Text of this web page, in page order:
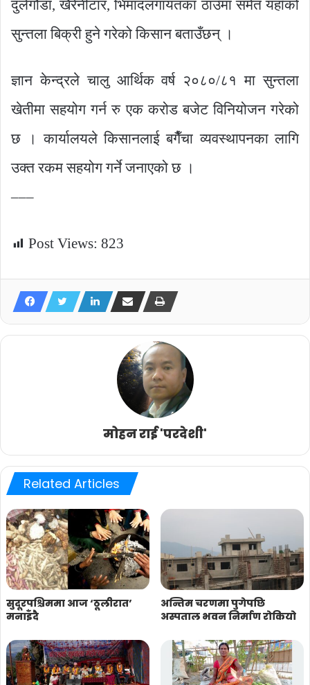
दुलेगौडा, खैरेनीटार, भिमादलगायतका ठाउँमा समेत यहाँको
सुन्तला बिक्री हुने गरेको किसान बताउँछन् ।
ज्ञान केन्द्रले चालु आर्थिक वर्ष २०८०/८१ मा सुन्तला
खेतीमा सहयोग गर्न रु एक करोड बजेट विनियोजन गरेको
छ । कार्यालयले किसानलाई बगैँचा व्यवस्थापनका लागि
उक्त रकम सहयोग गर्ने जनाएको छ ।
–––
Post Views: 823
मोहन राई 'परदेशी'
Related Articles
सुदूरपश्चिममा आज ‘ठूलीरात’
मनाइँदै
अन्तिम चरणमा पुगेपछि
अस्पताल भवन निर्माण रोकियो